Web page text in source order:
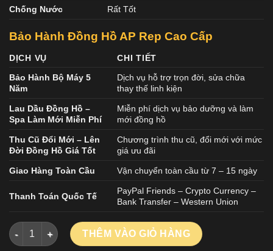
Chống Nước Rất Tốt
Bảo Hành Đồng Hồ AP Rep Cao Cấp
DỊCH VỤ
CHI TIẾT
Bảo Hành Bộ Máy 5
Năm
Dịch vụ hỗ trợ trọn đời, sửa chữa
thay thế linh kiện
Lau Dầu Đồng Hồ –
Spa Làm Mới Miễn Phí
Miễn phí dịch vụ bảo dưỡng và làm
mới đồng hồ
Thu Cũ Đổi Mới – Lên
Đời Đồng Hồ Giá Tốt
Chương trình thu cũ, đổi mới với mức
giá ưu đãi
Giao Hàng Toàn Cầu Vận chuyển toàn cầu từ 7 – 15 ngày
Thanh Toán Quốc Tế
PayPal Friends – Crypto Currency –
Bank Transfer – Western Union
Đồng Hồ Audemars Piguet Royal Oak Replica 11 Selfwinding
THÊM VÀO GIỎ HÀNG